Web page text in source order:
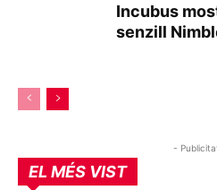
Incubus
senzill
-
EL MÉS VIST